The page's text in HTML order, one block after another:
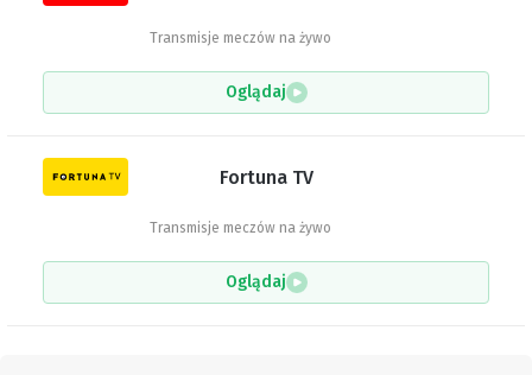
Transmisje meczów na żywo
Oglądaj
Fortuna TV
Transmisje meczów na żywo
Oglądaj